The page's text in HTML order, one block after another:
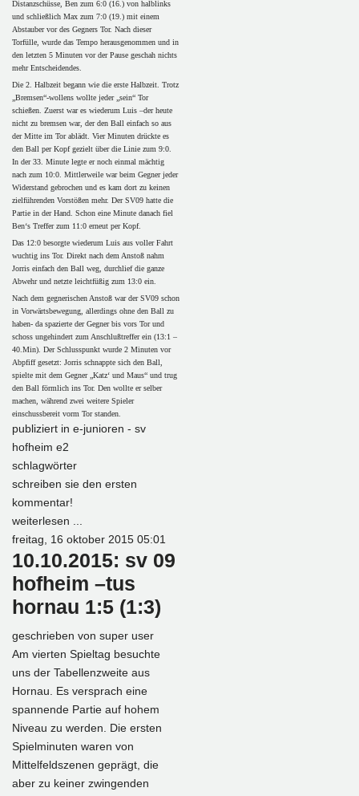
Distanzschüsse, Ben zum 6:0 (16.) von halblinks
und schließlich Max zum 7:0 (19.) mit einem
Abstauber vor des Gegners Tor. Nach dieser
Torfülle, wurde das Tempo herausgenommen und in
den letzten 5 Minuten vor der Pause geschah nichts
mehr Entscheidendes.
Die 2. Halbzeit begann wie die erste Halbzeit. Trotz
„Bremsen“-wollens wollte jeder „sein“ Tor
schießen. Zuerst war es wiederum Luis –der heute
nicht zu bremsen war, der den Ball einfach so aus
der Mitte im Tor ablädt. Vier Minuten drückte es
den Ball per Kopf gezielt über die Linie zum 9:0.
In der 33. Minute legte er noch einmal mächtig
nach zum 10:0. Mittlerweile war beim Gegner jeder
Widerstand gebrochen und es kam dort zu keinen
zielführenden Vorstößen mehr. Der SV09 hatte die
Partie in der Hand. Schon eine Minute danach fiel
Ben‘s Treffer zum 11:0 erneut per Kopf.
Das 12:0 besorgte wiederum Luis aus voller Fahrt
wuchtig ins Tor. Direkt nach dem Anstoß nahm
Jorris einfach den Ball weg, durchlief die ganze
Abwehr und netzte leichtfüßig zum 13:0 ein.
Nach dem gegnerischen Anstoß war der SV09 schon
in Vorwärtsbewegung, allerdings ohne den Ball zu
haben- da spazierte der Gegner bis vors Tor und
schoss ungehindert zum Anschlußtreffer ein (13:1 –
40.Min). Der Schlusspunkt wurde 2 Minuten vor
Abpfiff gesetzt: Jorris schnappte sich den Ball,
spielte mit dem Gegner „Katz‘ und Maus“ und trug
den Ball förmlich ins Tor. Den wollte er selber
machen, während zwei weitere Spieler
einschussbereit vorm Tor standen.
publiziert in e-junioren - sv
hofheim e2
schlagwörter
schreiben sie den ersten
kommentar!
weiterlesen ...
freitag, 16 oktober 2015 05:01
10.10.2015: sv 09
hofheim –tus
hornau 1:5 (1:3)
geschrieben von super user
Am vierten Spieltag besuchte
uns der Tabellenzweite aus
Hornau. Es versprach eine
spannende Partie auf hohem
Niveau zu werden. Die ersten
Spielminuten waren von
Mittelfeldszenen geprägt, die
aber zu keiner zwingenden